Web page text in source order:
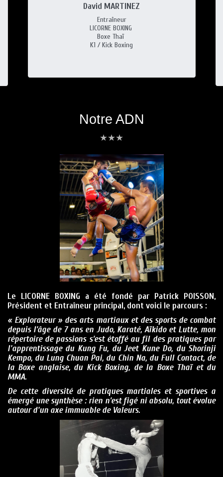
David MARTINEZ
Entraîneur
LICORNE BOXING
Boxe Thaï
K1 / Kick Boxing
Notre ADN
★★★
Le LICORNE BOXING a été fondé par Patrick POISSON,
Président et Entraîneur principal, dont voici le parcours :
« Explorateur » des arts martiaux et des sports de combat
depuis l’âge de 7 ans en Judo, Karaté, Aïkido et Lutte, mon
répertoire de passions s’est étoffé au fil des pratiques par
l'apprentissage du Kung Fu, du Jeet Kune Do, du Shorinji
Kempo, du Lung Chuan Pai, du Chin Na, du Full Contact, de
la Boxe anglaise, du Kick Boxing, de la Boxe Thaï et du
MMA.
De cette diversité de pratiques martiales et sportives a
émergé une synthèse : rien n’est figé ni absolu, tout évolue
autour d'un axe immuable de Valeurs.